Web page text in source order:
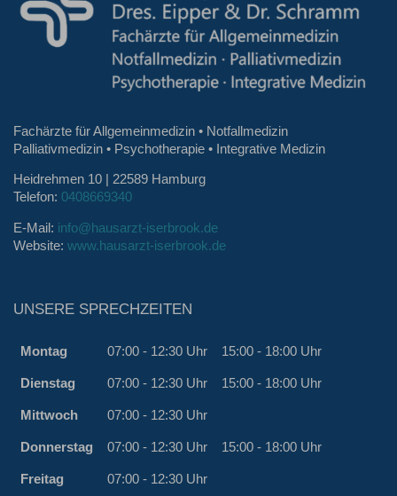
Fachärzte für Allgemeinmedizin • Notfallmedizin
Palliativmedizin • Psychotherapie • Integrative Medizin
Heidrehmen 10 | 22589 Hamburg
Telefon: 0408669340
E-Mail: info@hausarzt-iserbrook.de
Website: www.hausarzt-iserbrook.de
UNSERE SPRECHZEITEN
Montag 07:00 - 12:30 Uhr 15:00 - 18:00 Uhr
Dienstag 07:00 - 12:30 Uhr 15:00 - 18:00 Uhr
Mittwoch 07:00 - 12:30 Uhr
Donnerstag 07:00 - 12:30 Uhr 15:00 - 18:00 Uhr
Freitag 07:00 - 12:30 Uhr